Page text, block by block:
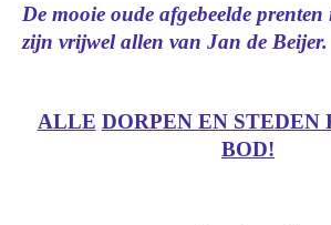
De mooie oude afgebeelde
zijn vrijwel allen van Jan de Beijer.
ALLE DORPEN EN STEDEN
BOD!